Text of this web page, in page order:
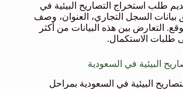
طلب استخراج التصاريح البيئية في
بيانات السجل التجاري، العنوان، وصف
التعارض بين هذه البيانات من أكثر
طلبات الاستكمال.
البيئية في السعودية
البيئية في السعودية بمراحل